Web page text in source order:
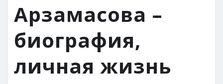
Арзамасова –
биография,
личная жизнь